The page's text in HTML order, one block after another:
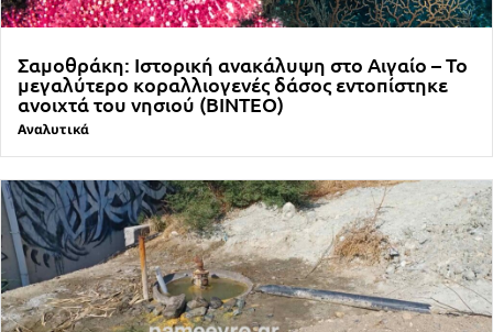
Σαμοθράκη: Ιστορική ανακάλυψη στο Αιγαίο – Το
μεγαλύτερο κοραλλιογενές δάσος εντοπίστηκε
ανοιχτά του νησιού (ΒΙΝΤΕΟ)
Αναλυτικά